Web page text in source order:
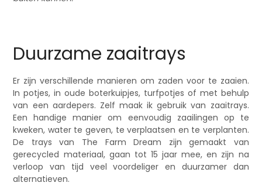
Duurzame zaaitrays
Er zijn verschillende manieren om zaden voor te zaaien.
In potjes, in oude boterkuipjes, turfpotjes of met behulp
van een aardepers. Zelf maak ik gebruik van zaaitrays.
Een handige manier om eenvoudig zaailingen op te
kweken, water te geven, te verplaatsen en te verplanten.
De trays van The Farm Dream zijn gemaakt van
gerecycled materiaal, gaan tot 15 jaar mee, en zijn na
verloop van tijd veel voordeliger en duurzamer dan
alternatieven.